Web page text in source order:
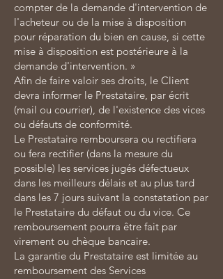
compter de la demande d'intervention de
l'acheteur ou de la mise à disposition
pour réparation du bien en cause, si cette
mise à disposition est postérieure à la
demande d'intervention. »
Afin de faire valoir ses droits, le Client
devra informer le Prestataire, par écrit
(mail ou courrier), de l'existence des vices
ou défauts de conformité.
Le Prestataire remboursera ou rectifiera
ou fera rectifier (dans la mesure du
possible) les services jugés défectueux
dans les meilleurs délais et au plus tard
dans les 7 jours suivant la constatation par
le Prestataire du défaut ou du vice. Ce
remboursement pourra être fait par
virement ou chèque bancaire.
La garantie du Prestataire est limitée au
remboursement des Services